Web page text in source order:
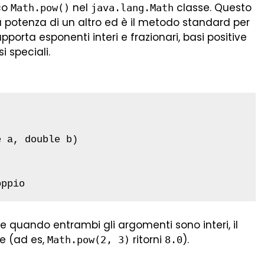
Math.pow() nel java.lang.Math classe. Questo
di un altro ed è il metodo standard per
esponenti interi e frazionari, basi positive
speciali.
a, double b)
quando entrambi gli argomenti sono interi, il
(ad es, Math.pow(2, 3) ritorni 8.0).